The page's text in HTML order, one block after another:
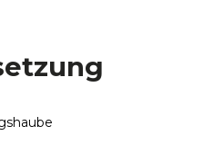
durch eine
Haube – ideal für
mit der
Sie sorgt für eine